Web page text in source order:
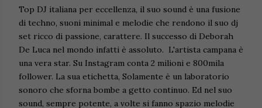
Top DJ italiana per eccellenza, il suo sound è una fusione
di techno, suoni minimal e melodie che rendono il suo dj
set ricco di passione, carattere. Il successo di Deborah
De Luca nel mondo infatti è assoluto. L'artista campana è
una vera star. Su Instagram conta 2 milioni e 800mila
follower. La sua etichetta, Solamente è un laboratorio
sonoro che sforna bombe a getto continuo. Ed nel suo
sound, sempre potente, a volte si fanno spazio melodie